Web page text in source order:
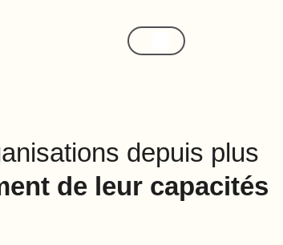
depuis plus
de leur capacités